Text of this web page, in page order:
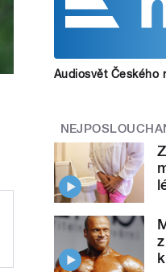
" style="">Historie
Audiosvět Českého